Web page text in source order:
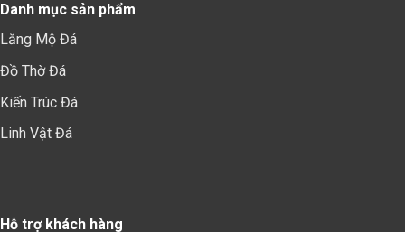
Danh mục sản phẩm
Lăng Mộ Đá
Đồ Thờ Đá
Kiến Trúc Đá
Linh Vật Đá
Hỗ trợ khách hàng